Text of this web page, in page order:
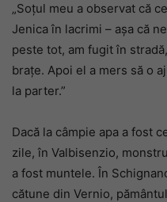
„Soțul meu a observat că
Jenica în lacrimi – așa că
peste tot, am fugit în
brațe. Apoi el a mers să o
la parter.”
Dacă la câmpie apa a fost
zile, în Valbisenzio,
a fost muntele. În
cătune din Vernio,